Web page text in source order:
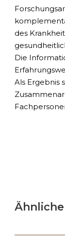
des
Die
Als Ergebnis